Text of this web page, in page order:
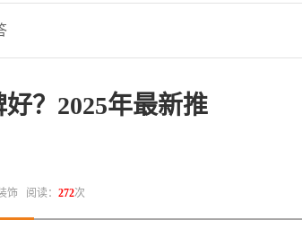
？2025年最新推
饰 阅读： 272次